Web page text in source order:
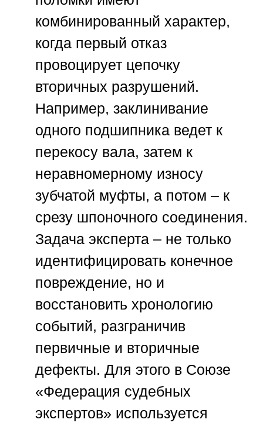
комбинированный характер,
когда первый отказ
провоцирует цепочку
вторичных разрушений.
Например, заклинивание
одного подшипника ведет к
перекосу вала, затем к
неравномерному износу
зубчатой муфты, а потом – к
срезу шпоночного соединения.
Задача эксперта – не только
идентифицировать конечное
повреждение, но и
восстановить хронологию
событий, разграничив
первичные и вторичные
дефекты. Для этого в Союзе
«Федерация судебных
экспертов» используется